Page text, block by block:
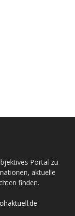
Portal zu
aktuelle
finden.